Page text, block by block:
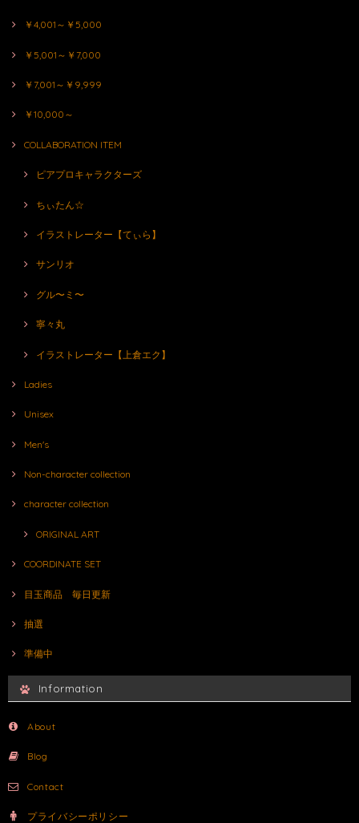
￥4,001～￥5,000
￥5,001～￥7,000
￥7,001～￥9,999
￥10,000～
COLLABORATION ITEM
ピアプロキャラクターズ
ちぃたん☆
イラストレーター【てぃら】
サンリオ
グル〜ミ〜
寧々丸
イラストレーター【上倉エク】
Ladies
Unisex
Men's
Non-character collection
character collection
ORIGINAL ART
COORDINATE SET
目玉商品 毎日更新
抽選
準備中
Information
About
Blog
Contact
プライバシーポリシー